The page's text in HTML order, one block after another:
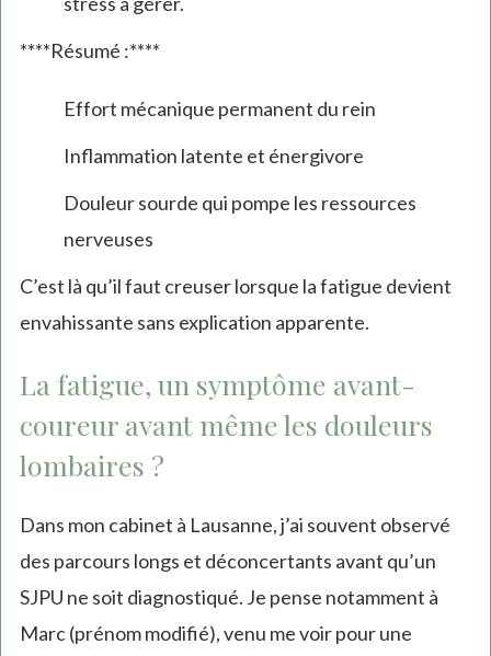
****Résumé :****
Effort mécanique permanent du rein
Inflammation latente et énergivore
Douleur sourde qui pompe les ressources
nerveuses
C’est là qu’il faut creuser lorsque la fatigue devient
envahissante sans explication apparente.
La fatigue, un symptôme avant-
coureur avant même les douleurs
lombaires ?
Dans mon cabinet à Lausanne, j’ai souvent observé
des parcours longs et déconcertants avant qu’un
SJPU ne soit diagnostiqué. Je pense notamment à
Marc (prénom modifié), venu me voir pour une